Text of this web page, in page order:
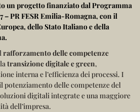
un progetto finanziato dalProgramma
– PR FESR Emilia-Romagna, con il
, delloStato Italianoe della
.
rafforzamento delle competenze
transizione digitale e green,
interna e l’efficienza dei processi. I
delle competenze del
digitali integrate e una maggiore
dell’impresa.